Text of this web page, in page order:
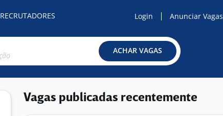
RECRUTADORES Login Anunciar Vagas
ACHAR VAGAS
Vagas publicadas recentemente